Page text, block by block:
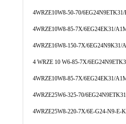
4WRZE10W8-50-70/
4WRZE10W8-85-7X/6EG24EK31/
4WRZE16W8-150-7X/6EG24N9K31/
4 WRZE 10 W6-85-7X/
4WRZE10W8-85-7X/6EG24EK31/
4WRZE25W6-325-70/
4WRZE25W8-220-7X/6E-G24-N9-E-